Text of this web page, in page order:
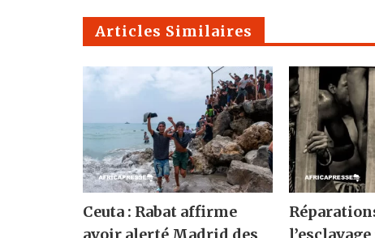
Articles Similaires
Ceuta : Rabat affirme